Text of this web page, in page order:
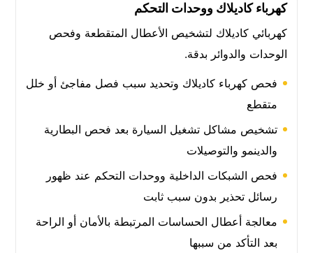
كهرباء كاديلاك ووحدات التحكم
كهربائي كاديلاك لتشخيص الأعطال المتقطعة وفحص
الوحدات والدوائر بدقة.
فحص كهرباء كاديلاك وتحديد سبب فصل مفاجئ أو خلل
متقطع
تشخيص مشاكل تشغيل السيارة بعد فحص البطارية
والدينمو والتوصيلات
فحص الشبكات الداخلية ووحدات التحكم عند ظهور
رسائل تحذير بدون سبب ثابت
معالجة أعطال الحساسات المرتبطة بالأمان أو الراحة
بعد التأكد من سببها